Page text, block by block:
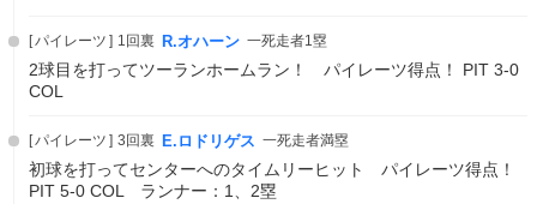
パイレーツ 1回裏 R.オハーン 一死走者1塁
2球目を打ってツーランホームラン！ パイレーツ得点！ PIT 3-0
COL
パイレーツ 3回裏 E.ロドリゲス 一死走者満塁
初球を打ってセンターへのタイムリーヒット パイレーツ得点！
PIT 5-0 COL ランナー：1、2塁